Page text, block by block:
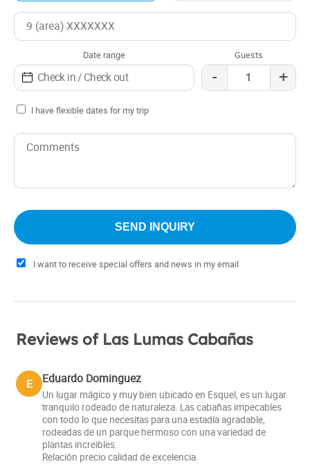
La Hoya, Los Alerces National Park and the Patagonian
Historical Train are just some of the options available.
Date range Guests
- +
I have flexible dates for my trip
I want to receive special offers and news in my email
Reviews of Las Lumas Cabañas
E Eduardo Dominguez
Un lugar mágico y muy bien ubicado en Esquel, es un lugar
tranquilo rodeado de naturaleza. Las cabañas impecables
con todo lo que necesitas para una estadía agradable,
rodeadas de un parque hermoso con una variedad de
plantas increibles.
Relación precio calidad de excelencia.